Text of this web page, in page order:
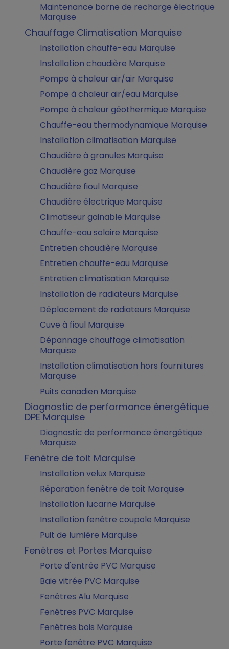
Maintenance borne de recharge électrique
Marquise
Chauffage Climatisation Marquise
Installation chauffe-eau Marquise
Installation chaudière Marquise
Pompe à chaleur air/air Marquise
Pompe à chaleur air/eau Marquise
Pompe à chaleur géothermique Marquise
Chauffe-eau thermodynamique Marquise
Installation climatisation Marquise
Chaudière à granules Marquise
Chaudière gaz Marquise
Chaudière fioul Marquise
Chaudière électrique Marquise
Climatiseur gainable Marquise
Chauffe-eau solaire Marquise
Entretien chaudière Marquise
Entretien chauffe-eau Marquise
Entretien climatisation Marquise
Installation de radiateurs Marquise
Déplacement de radiateurs Marquise
Cuve à fioul Marquise
Dépannage chauffage climatisation
Marquise
Installation climatisation hors fournitures
Marquise
Puits canadien Marquise
Diagnostic de performance énergétique
DPE Marquise
Diagnostic de performance énergétique
Marquise
Fenêtre de toit Marquise
Installation velux Marquise
Réparation fenêtre de toit Marquise
Installation lucarne Marquise
Installation fenêtre coupole Marquise
Puit de lumière Marquise
Fenêtres et Portes Marquise
Porte d'entrée PVC Marquise
Baie vitrée PVC Marquise
Fenêtres Alu Marquise
Fenêtres PVC Marquise
Fenêtres bois Marquise
Porte fenêtre PVC Marquise